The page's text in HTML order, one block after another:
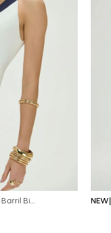
Conjunto Colete Calça Barril Bicolor Alfaiataria - Off White NEW